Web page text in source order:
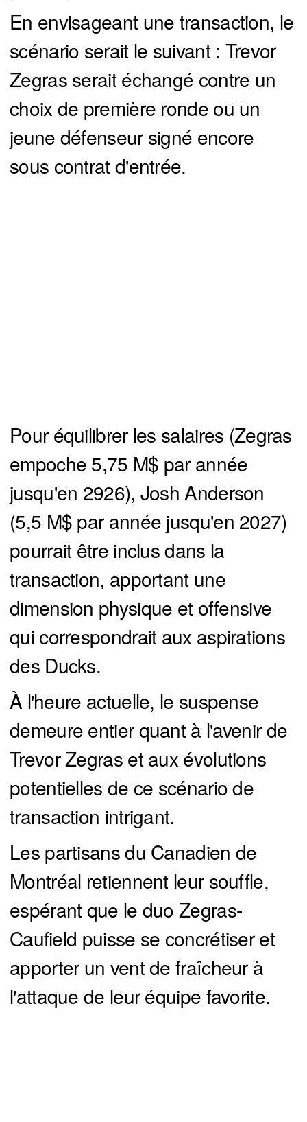
En envisageant une transaction, le
scénario serait le suivant : Trevor
Zegras serait échangé contre un
choix de première ronde ou un
jeune défenseur signé encore
sous contrat d'entrée.
Pour équilibrer les salaires (Zegras
empoche 5,75 M$ par année
jusqu'en 2926), Josh Anderson
(5,5 M$ par année jusqu'en 2027)
pourrait être inclus dans la
transaction, apportant une
dimension physique et offensive
qui correspondrait aux aspirations
des Ducks.
À l'heure actuelle, le suspense
demeure entier quant à l'avenir de
Trevor Zegras et aux évolutions
potentielles de ce scénario de
transaction intrigant.
Les partisans du Canadien de
Montréal retiennent leur souffle,
espérant que le duo Zegras-
Caufield puisse se concrétiser et
apporter un vent de fraîcheur à
l'attaque de leur équipe favorite.